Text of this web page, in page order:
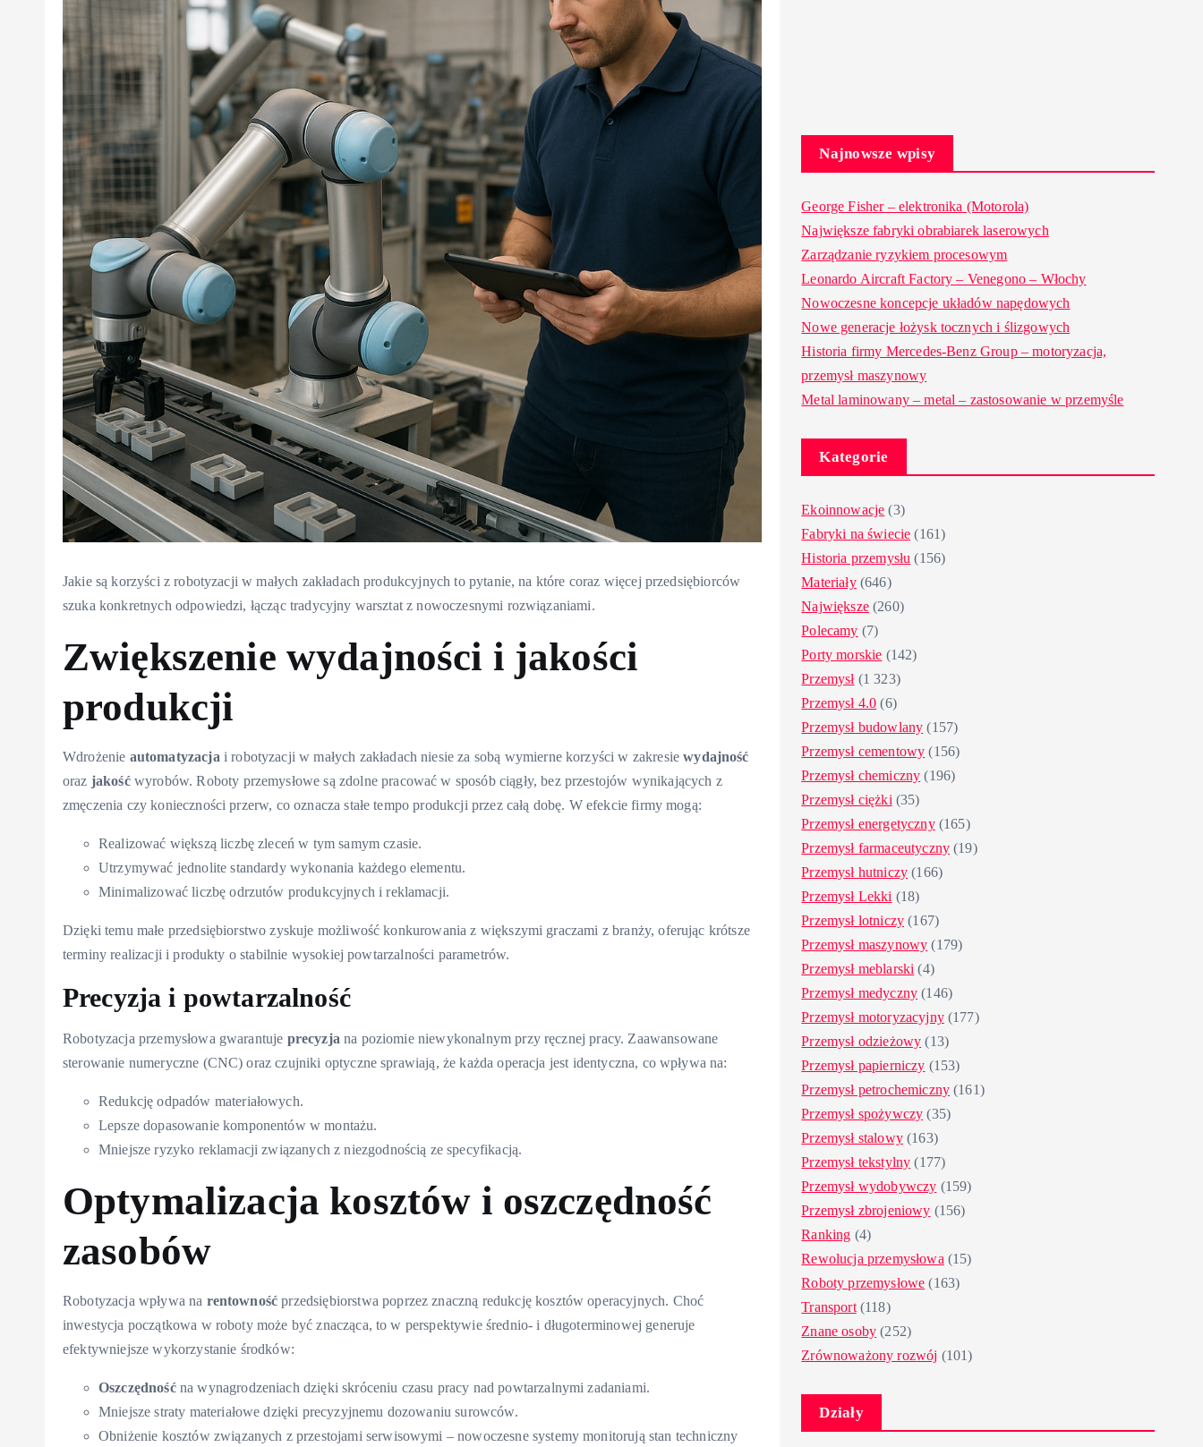
Jakie są korzyści z robotyzacji w małych zakładach produkcyjnych to pytanie, na które coraz więcej przedsiębiorców
szuka konkretnych odpowiedzi, łącząc tradycyjny warsztat z nowoczesnymi rozwiązaniami.
Zwiększenie wydajności i jakości
produkcji
Wdrożenie automatyzacja i robotyzacji w małych zakładach niesie za sobą wymierne korzyści w zakresiewydajność
oraz jakośćwyrobów. Roboty przemysłowe są zdolne pracować w sposób ciągły, bez przestojów wynikających z
zmęczenia czy konieczności przerw, co oznacza stałe tempo produkcji przez całą dobę. W efekcie firmy mogą:
Realizować większą liczbę zleceń w tym samym czasie.
Utrzymywać jednolite standardy wykonania każdego elementu.
Minimalizować liczbę odrzutów produkcyjnych i reklamacji.
Dzięki temu małe przedsiębiorstwo zyskuje możliwość konkurowania z większymi graczami z branży, oferując krótsze
terminy realizacji i produkty o stabilnie wysokiej powtarzalności parametrów.
Precyzja i powtarzalność
Robotyzacja przemysłowa gwarantuje precyzja na poziomie niewykonalnym przy ręcznej pracy. Zaawansowane
sterowanie numeryczne (CNC) oraz czujniki optyczne sprawiają, że każda operacja jest identyczna, co wpływa na:
Redukcję odpadów materiałowych.
Lepsze dopasowanie komponentów w montażu.
Mniejsze ryzyko reklamacji związanych z niezgodnością ze specyfikacją.
Optymalizacja kosztów i oszczędność
zasobów
Robotyzacja wpływa na rentowność przedsiębiorstwa poprzez znaczną redukcję kosztów operacyjnych. Choć
inwestycja początkowa w roboty może być znacząca, to w perspektywie średnio- i długoterminowej generuje
efektywniejsze wykorzystanie środków:
Oszczędnośćna wynagrodzeniach dzięki skróceniu czasu pracy nad powtarzalnymi zadaniami.
Mniejsze straty materiałowe dzięki precyzyjnemu dozowaniu surowców.
Obniżenie kosztów związanych z przestojami serwisowymi – nowoczesne systemy monitorują stan techniczny
Najnowsze wpisy
George Fisher – elektronika (Motorola)
Największe fabryki obrabiarek laserowych
Zarządzanie ryzykiem procesowym
Leonardo Aircraft Factory – Venegono – Włochy
Nowoczesne koncepcje układów napędowych
Nowe generacje łożysk tocznych i ślizgowych
Historia firmy Mercedes-Benz Group – motoryzacja,
przemysł maszynowy
Metal laminowany – metal – zastosowanie w przemyśle
Kategorie
Ekoinnowacje (3)
Fabryki na świecie (161)
Historia przemysłu (156)
Materiały(646)
Największe(260)
Polecamy (7)
Porty morskie (142)
Przemysł(1 323)
Przemysł 4.0 (6)
Przemysł budowlany (157)
Przemysł cementowy (156)
Przemysł chemiczny (196)
Przemysł ciężki(35)
Przemysł energetyczny(165)
Przemysł farmaceutyczny (19)
Przemysł hutniczy (166)
Przemysł Lekki (18)
Przemysł lotniczy (167)
Przemysł maszynowy (179)
Przemysł meblarski (4)
Przemysł medyczny (146)
Przemysł motoryzacyjny(177)
Przemysł odzieżowy (13)
Przemysł papierniczy (153)
Przemysł petrochemiczny (161)
Przemysł spożywczy (35)
Przemysł stalowy(163)
Przemysł tekstylny (177)
Przemysł wydobywczy (159)
Przemysł zbrojeniowy (156)
Ranking (4)
Rewolucja przemysłowa(15)
Roboty przemysłowe (163)
Transport(118)
Znane osoby (252)
Zrównoważony rozwój (101)
Działy